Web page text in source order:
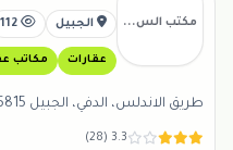
مكتب الس... الجبيل
عقارات مكاتب
طريق الاندلس، الدفي، الجبيل 35815
3.3 (28)